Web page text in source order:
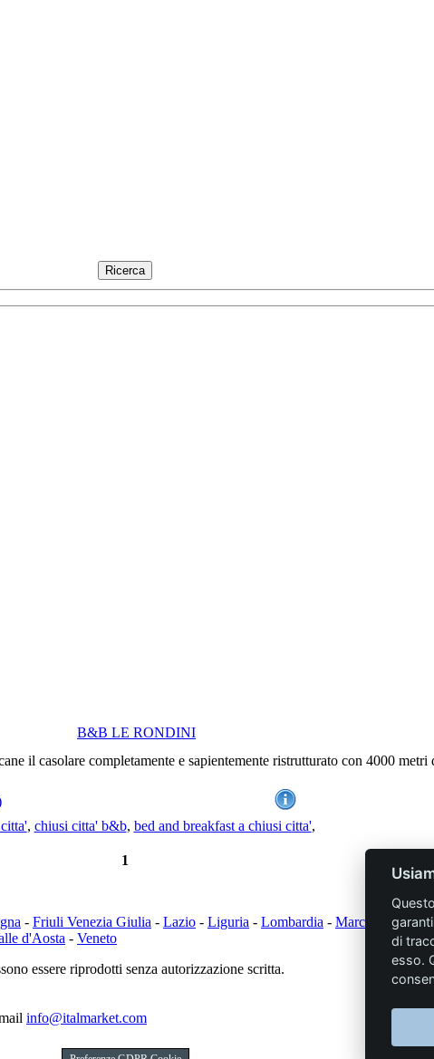
B&B LE RONDINI
il casolare completamente e sapientemente ristrutturato con 4000
, chiusi citta' b&b, bed and breakfast a chiusi citta',
1
- Friuli Venezia Giulia - Lazio - Liguria - Lombardia - Marche
Molise
d'Aosta - Veneto
essere riprodotti senza autorizzazione scritta.
info@italmarket.com
di
esso.